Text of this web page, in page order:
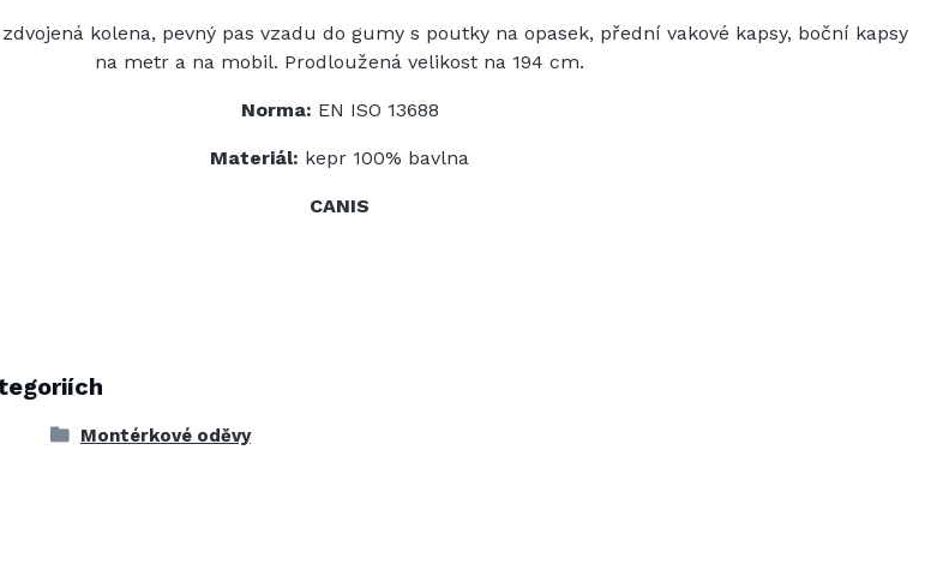
kolena, pevný pas vzadu do gumy s poutky na opasek, přední vakové kapsy, boční kapsy
na metr a na mobil. Prodloužená velikost na 194 cm.
Norma: EN ISO 13688
Materiál: kepr 100% bavlna
CANIS
Montérkové oděvy